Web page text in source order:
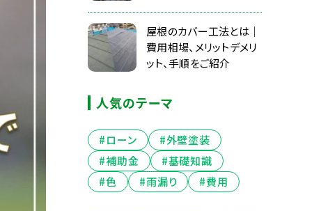
屋根のカバー工法とは｜
費用相場、メリットデメリ
ット、手順をご紹介
人気のテーマ
#ローン
#外壁塗装
#補助金
#基礎知識
#色
#雨漏り #費用